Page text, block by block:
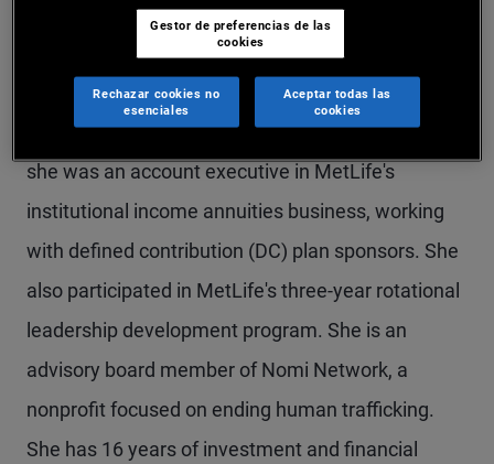
companies, endowments, foundations,
healthcare, consultants, and retirement plan
advisors. Previously, she led the retirement
marketing team. Prior to joining PIMCO in 2021,
she was an account executive in MetLife's
institutional income annuities business, working
with defined contribution (DC) plan sponsors. She
also participated in MetLife's three-year rotational
leadership development program. She is an
advisory board member of Nomi Network, a
nonprofit focused on ending human trafficking.
She has 16 years of investment and financial
Gestor de preferencias de las
cookies
Rechazar cookies no
esenciales
Aceptar todas las
cookies